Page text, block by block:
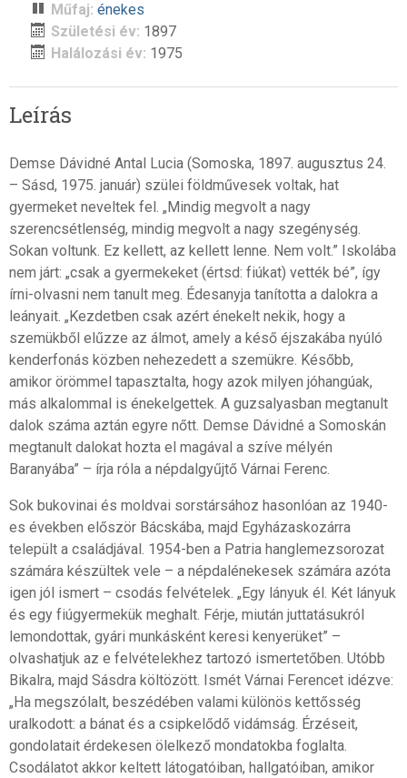
Műfaj: énekes
Születési év: 1897
Halálozási év: 1975
Leírás
Demse Dávidné Antal Lucia (Somoska, 1897. augusztus 24.
– Sásd, 1975. január) szülei földművesek voltak, hat
gyermeket neveltek fel. „Mindig megvolt a nagy
szerencsétlenség, mindig megvolt a nagy szegénység.
Sokan voltunk. Ez kellett, az kellett lenne. Nem volt.” Iskolába
nem járt: „csak a gyermekeket (értsd: fiúkat) vették bé”, így
írni-olvasni nem tanult meg. Édesanyja tanította a dalokra a
leányait. „Kezdetben csak azért énekelt nekik, hogy a
szemükből elűzze az álmot, amely a késő éjszakába nyúló
kenderfonás közben nehezedett a szemükre. Később,
amikor örömmel tapasztalta, hogy azok milyen jóhangúak,
más alkalommal is énekelgettek. A guzsalyasban megtanult
dalok száma aztán egyre nőtt. Demse Dávidné a Somoskán
megtanult dalokat hozta el magával a szíve mélyén
Baranyába” – írja róla a népdalgyűjtő Várnai Ferenc.
Sok bukovinai és moldvai sorstársához hasonlóan az 1940-
es években először Bácskába, majd Egyházaskozárra
települt a családjával. 1954-ben a Patria hanglemezsorozat
számára készültek vele – a népdalénekesek számára azóta
igen jól ismert – csodás felvételek. „Egy lányuk él. Két lányuk
és egy fiúgyermekük meghalt. Férje, miután juttatásukról
lemondottak, gyári munkásként keresi kenyerüket” –
olvashatjuk az e felvételekhez tartozó ismertetőben. Utóbb
Bikalra, majd Sásdra költözött. Ismét Várnai Ferencet idézve:
„Ha megszólalt, beszédében valami különös kettősség
uralkodott: a bánat és a csipkelődő vidámság. Érzéseit,
gondolatait érdekesen ölelkező mondatokba foglalta.
Csodálatot akkor keltett látogatóiban, hallgatóiban, amikor